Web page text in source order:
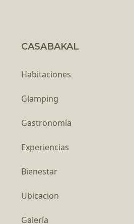
CASABAKAL
Habitaciones
Glamping
Gastronomía
Experiencias
Bienestar
Ubicacion
Galería